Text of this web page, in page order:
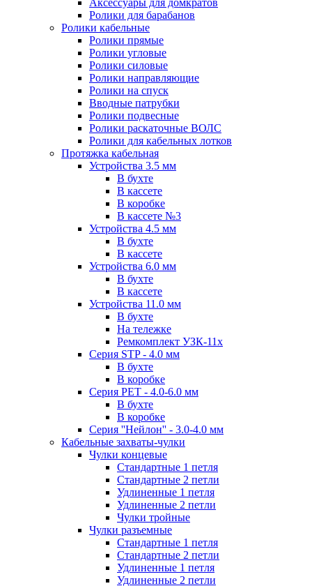
Аксессуары для домкратов
Ролики для барабанов
Ролики кабельные
Ролики прямые
Ролики угловые
Ролики силовые
Ролики направляющие
Ролики на спуск
Вводные патрубки
Ролики подвесные
Ролики раскаточные ВОЛС
Ролики для кабельных лотков
Протяжка кабельная
Устройства 3.5 мм
В бухте
В кассете
В коробке
В кассете №3
Устройства 4.5 мм
В бухте
В кассете
Устройства 6.0 мм
В бухте
В кассете
Устройства 11.0 мм
В бухте
На тележке
Ремкомплект УЗК-11х
Серия STP - 4.0 мм
В бухте
В коробке
Серия PET - 4.0-6.0 мм
В бухте
В коробке
Серия ''Нейлон'' - 3.0-4.0 мм
Кабельные захваты-чулки
Чулки концевые
Стандартные 1 петля
Стандартные 2 петли
Удлиненные 1 петля
Удлиненные 2 петли
Чулки тройные
Чулки разъемные
Стандартные 1 петля
Стандартные 2 петли
Удлиненные 1 петля
Удлиненные 2 петли